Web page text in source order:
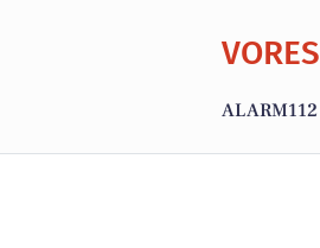
VORES
ALARM112